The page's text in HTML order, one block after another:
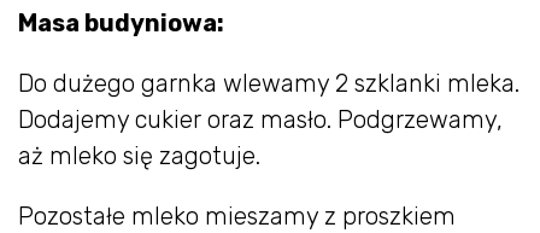
Masa budyniowa:
Do dużego garnka wlewamy 2 szklanki mleka.
Dodajemy cukier oraz masło. Podgrzewamy,
aż mleko się zagotuje.
Pozostałe mleko mieszamy z proszkiem